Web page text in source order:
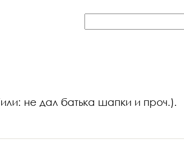
не дал батька шапки и проч.).